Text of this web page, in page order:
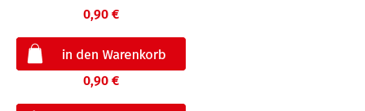
0,90 €
0,90 €